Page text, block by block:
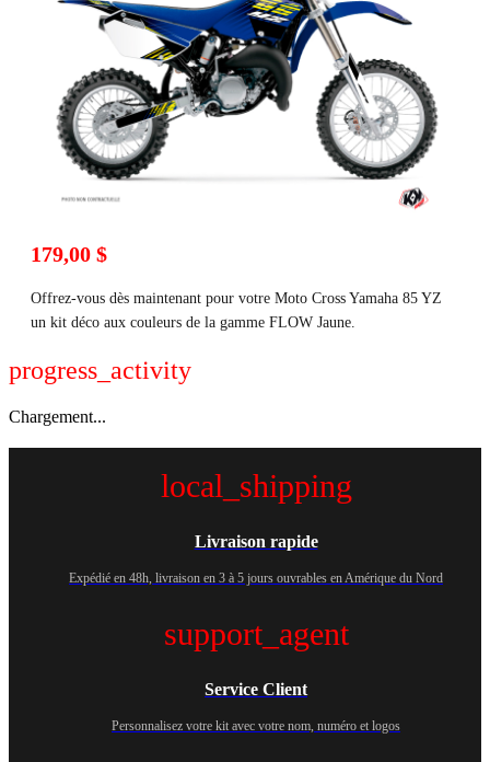
179,00 $
Offrez-vous dès maintenant pour votre Moto Cross Yamaha 85 YZ
un kit déco aux couleurs de la gamme FLOW Jaune.
progress_activity
Chargement...
local_shipping
Livraison rapide
Expédié en 48h, livraison en 3 à 5 jours ouvrables en Amérique du Nord
support_agent
Service Client
Personnalisez votre kit avec votre nom, numéro et logos